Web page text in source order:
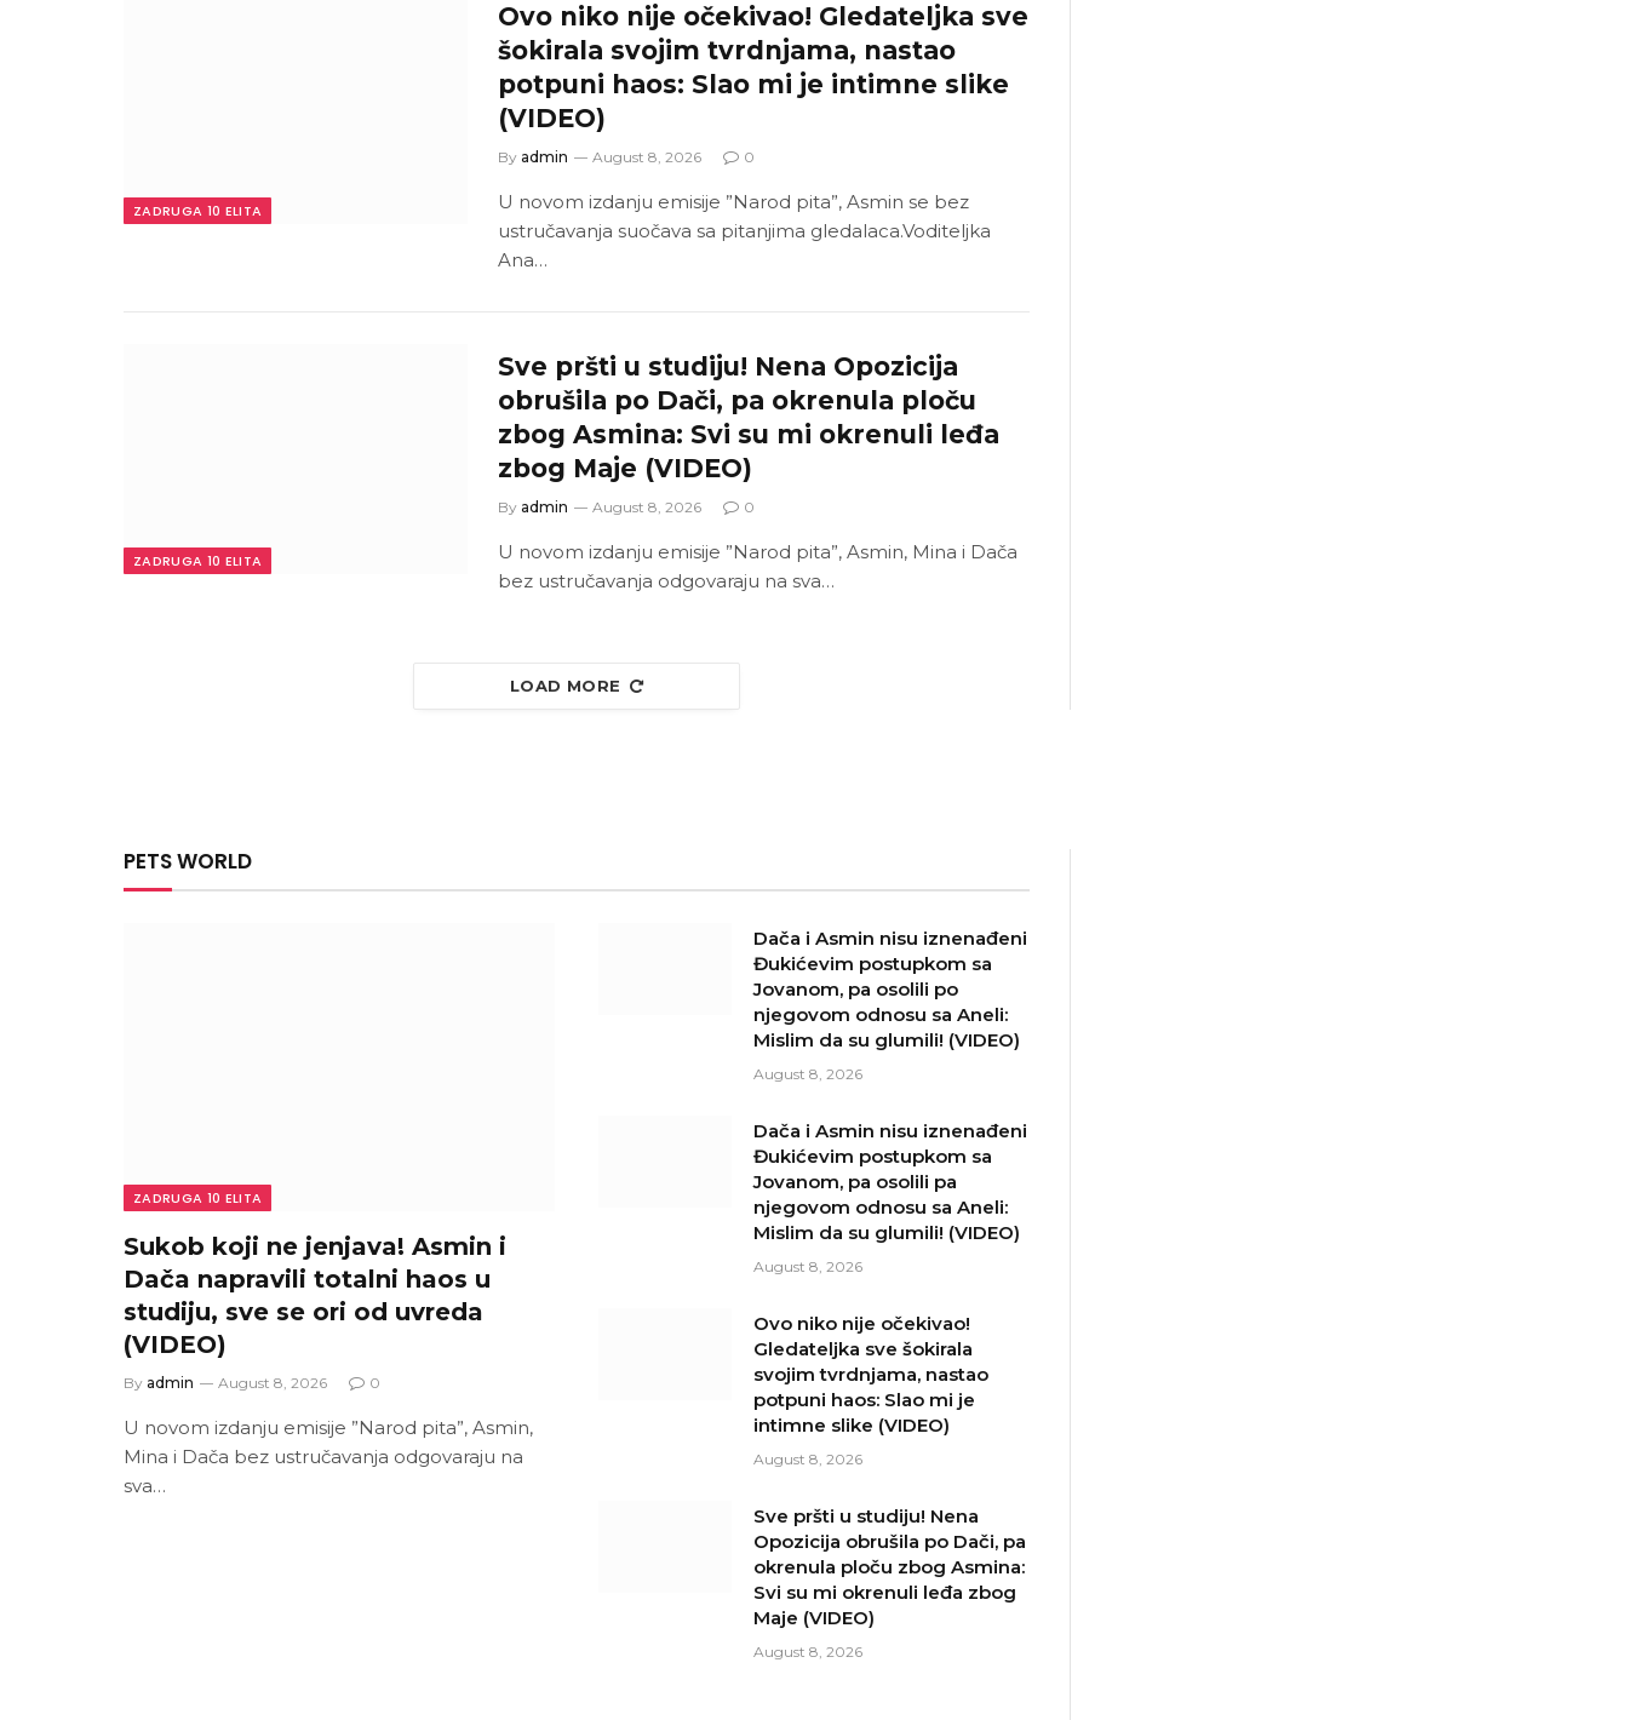
ZADRUGA 10 ELITA
Ovo niko nije očekivao! Gledateljka sve
šokirala svojim tvrdnjama, nastao
potpuni haos: Slao mi je intimne slike
(VIDEO)
By admin August 8, 2026 0
U novom izdanju emisije ”Narod pita”, Asmin se bez
ustručavanja suočava sa pitanjima gledalaca.Voditeljka
Ana…
ZADRUGA 10 ELITA
Sve pršti u studiju! Nena Opozicija
obrušila po Dači, pa okrenula ploču
zbog Asmina: Svi su mi okrenuli leđa
zbog Maje (VIDEO)
By admin August 8, 2026 0
U novom izdanju emisije ”Narod pita”, Asmin, Mina i Dača
bez ustručavanja odgovaraju na sva…
LOAD MORE
PETS WORLD
ZADRUGA 10 ELITA
Sukob koji ne jenjava! Asmin i
Dača napravili totalni haos u
studiju, sve se ori od uvreda
(VIDEO)
By admin August 8, 2026 0
U novom izdanju emisije ”Narod pita”, Asmin,
Mina i Dača bez ustručavanja odgovaraju na
sva…
Dača i Asmin nisu iznenađeni
Đukićevim postupkom sa
Jovanom, pa osolili po
njegovom odnosu sa Aneli:
Mislim da su glumili! (VIDEO)
August 8, 2026
Dača i Asmin nisu iznenađeni
Đukićevim postupkom sa
Jovanom, pa osolili pa
njegovom odnosu sa Aneli:
Mislim da su glumili! (VIDEO)
August 8, 2026
Ovo niko nije očekivao!
Gledateljka sve šokirala
svojim tvrdnjama, nastao
potpuni haos: Slao mi je
intimne slike (VIDEO)
August 8, 2026
Sve pršti u studiju! Nena
Opozicija obrušila po Dači, pa
okrenula ploču zbog Asmina:
Svi su mi okrenuli leđa zbog
Maje (VIDEO)
August 8, 2026